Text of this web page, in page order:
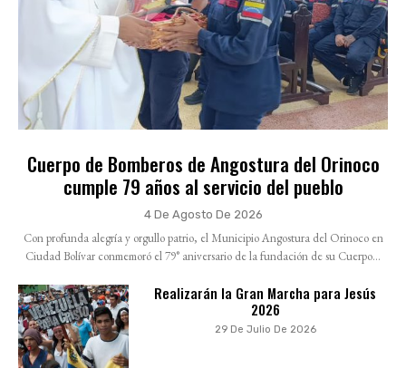
Cuerpo de Bomberos de Angostura del Orinoco
cumple 79 años al servicio del pueblo
4 De Agosto De 2026
Con profunda alegría y orgullo patrio, el Municipio Angostura del Orinoco en
Ciudad Bolívar conmemoró el 79° aniversario de la fundación de su Cuerpo...
Realizarán la Gran Marcha para Jesús
2026
29 De Julio De 2026